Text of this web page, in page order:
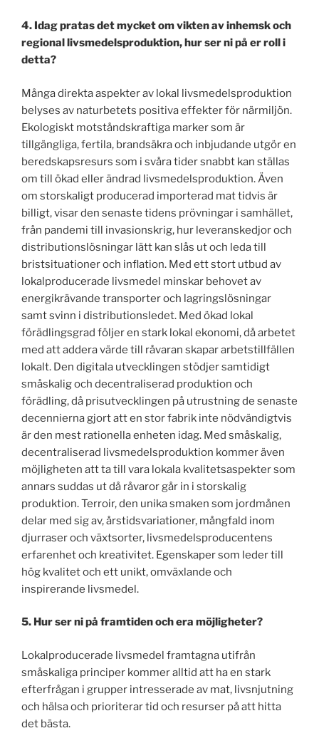
4. Idag pratas det mycket om vikten av inhemsk och
regional livsmedelsproduktion, hur ser ni på er roll i
detta?
Många direkta aspekter av lokal livsmedelsproduktion
belyses av naturbetets positiva effekter för närmiljön.
Ekologiskt motståndskraftiga marker som är
tillgängliga, fertila, brandsäkra och inbjudande utgör en
beredskapsresurs som i svåra tider snabbt kan ställas
om till ökad eller ändrad livsmedelsproduktion. Även
om storskaligt producerad importerad mat tidvis är
billigt, visar den senaste tidens prövningar i samhället,
från pandemi till invasionskrig, hur leveranskedjor och
distributionslösningar lätt kan slås ut och leda till
bristsituationer och inflation. Med ett stort utbud av
lokalproducerade livsmedel minskar behovet av
energikrävande transporter och lagringslösningar
samt svinn i distributionsledet. Med ökad lokal
förädlingsgrad följer en stark lokal ekonomi, då arbetet
med att addera värde till råvaran skapar arbetstillfällen
lokalt. Den digitala utvecklingen stödjer samtidigt
småskalig och decentraliserad produktion och
förädling, då prisutvecklingen på utrustning de senaste
decennierna gjort att en stor fabrik inte nödvändigtvis
är den mest rationella enheten idag. Med småskalig,
decentraliserad livsmedelsproduktion kommer även
möjligheten att ta till vara lokala kvalitetsaspekter som
annars suddas ut då råvaror går in i storskalig
produktion. Terroir, den unika smaken som jordmånen
delar med sig av, årstidsvariationer, mångfald inom
djurraser och växtsorter, livsmedelsproducentens
erfarenhet och kreativitet. Egenskaper som leder till
hög kvalitet och ett unikt, omväxlande och
inspirerande livsmedel.
5. Hur ser ni på framtiden och era möjligheter?
Lokalproducerade livsmedel framtagna utifrån
småskaliga principer kommer alltid att ha en stark
efterfrågan i grupper intresserade av mat, livsnjutning
och hälsa och prioriterar tid och resurser på att hitta
det bästa.